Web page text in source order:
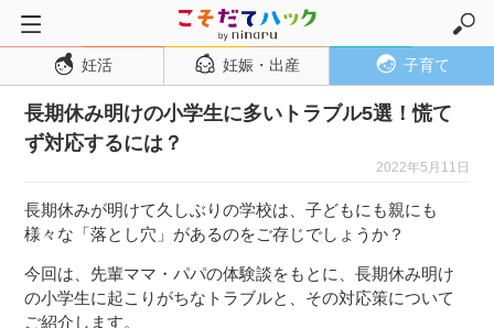
トップページ
妊活
妊娠・出産
妊娠初期
妊娠中期
妊娠後期
妊活 妊娠・出産 子育て
長期休み明けの小学生に多いトラブル5選！慌て
ず対応するには？
2022年5月11日
長期休みが明けて久しぶりの学校は、子どもにも親にも
様々な「落とし穴」があるのをご存じでしょうか？
今回は、先輩ママ・パパの体験談をもとに、長期休み明け
の小学生に起こりがちなトラブルと、その対応策について
ご紹介します。